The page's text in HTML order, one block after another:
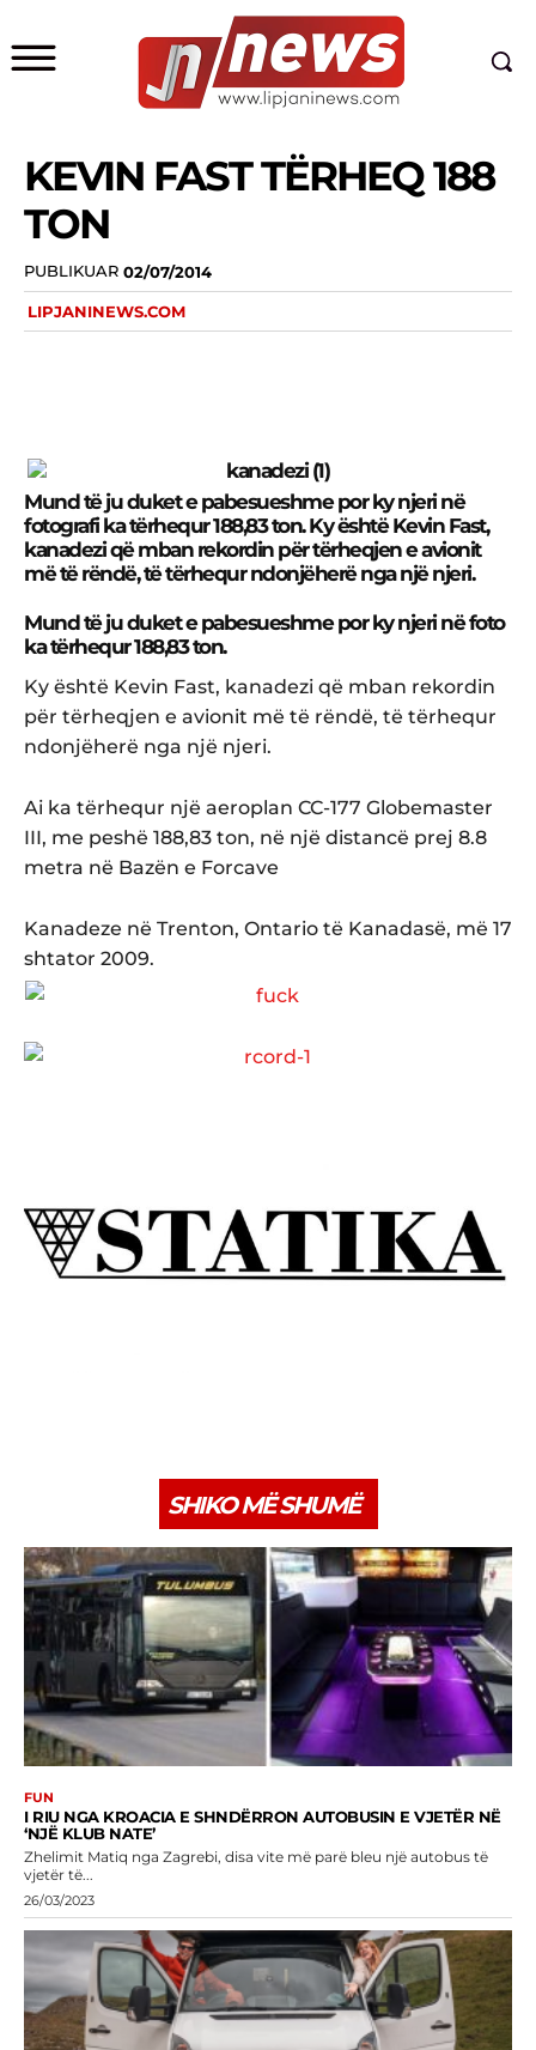
KEVIN FAST TËRHEQ 188
TON
PUBLIKUAR 02/07/2014
LIPJANINEWS.COM
Mund të ju duket e pabesueshme por ky njeri në
fotografi ka tërhequr 188,83 ton. Ky është Kevin Fast,
kanadezi që mban rekordin për tërheqjen e avionit
më të rëndë, të tërhequr ndonjëherë nga një njeri.
Mund të ju duket e pabesueshme por ky njeri në foto
ka tërhequr 188,83 ton.
Ky është Kevin Fast, kanadezi që mban rekordin
për tërheqjen e avionit më të rëndë, të tërhequr
ndonjëherë nga një njeri.
Ai ka tërhequr një aeroplan CC-177 Globemaster
III, me peshë 188,83 ton, në një distancë prej 8.8
metra në Bazën e Forcave
Kanadeze në Trenton, Ontario të Kanadasë, më 17
shtator 2009.
SHIKO MË SHUMË
FUN
I RIU NGA KROACIA E SHNDËRRON AUTOBUSIN E VJETËR NË
‘NJË KLUB NATE’
Zhelimit Matiq nga Zagrebi, disa vite më parë bleu një autobus të
vjetër të...
26/03/2023